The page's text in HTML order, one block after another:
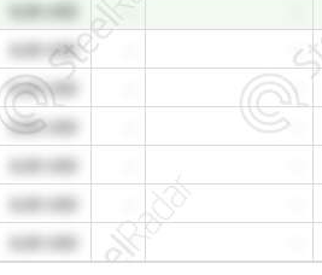
0,00 USD -
0,00 USD -
0,00 USD
-